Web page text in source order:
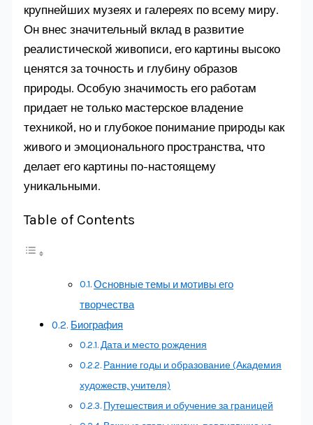
крупнейших музеях и галереях по всему миру.
Он внес значительный вклад в развитие
реалистической живописи, его картины высоко
ценятся за точность и глубину образов
природы. Особую значимость его работам
придает не только мастерское владение
техникой, но и глубокое понимание природы как
живого и эмоционального пространства, что
делает его картины по-настоящему
уникальными.
Table of Contents
Основные темы и мотивы его
творчества
Биография
Дата и место рождения
Ранние годы и образование (Академия
художеств, учителя)
Путешествия и обучение за границей